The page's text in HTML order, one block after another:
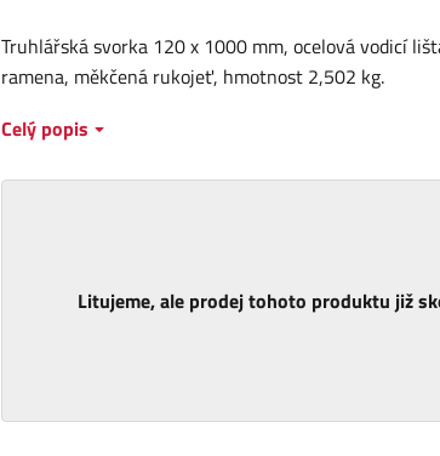
Truhlářská svorka 120 x 1000 mm, ocelová vodicí
ramena, měkčená rukojeť, hmotnost 2,502 kg.
Celý popis
Litujeme, ale prodej tohoto produktu již